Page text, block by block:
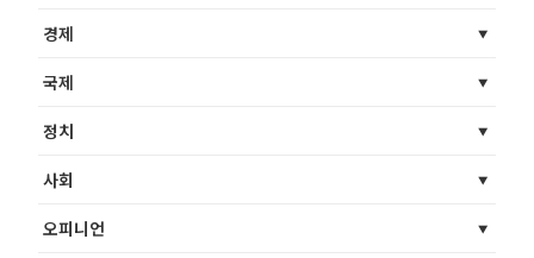
경제
국제
정치
사회
오피니언